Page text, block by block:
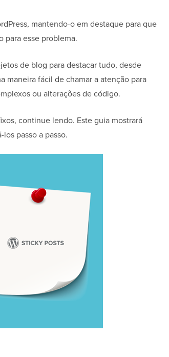
mantendo-o em destaque para que
para esse problema.
de blog para destacar tudo, desde
maneira fácil de chamar a atenção para
ou alterações de código.
continue lendo. Este guia mostrará
passo a passo.